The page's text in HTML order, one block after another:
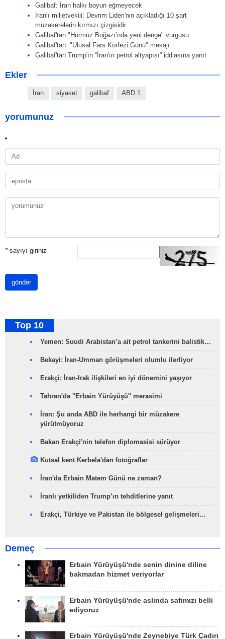
Galibaf: İran halkı boyun eğmeyecek
İranlı milletvekili: Devrim Lideri'nin açıkladığı 10 şart
müzakerelerin kırmızı çizgisidir
Galibaf'tan "Hürmüz Boğazı’nda yeni denge" vurgusu
Galibaf'tan "Ulusal Fars Körfezi Günü" mesajı
Galibaf'tan Trump'ın “İran'ın petrol altyapısı” iddiasına yanıt
Ekler
İran siyaset galibaf ABD 1
yorumunuz
*sayıyı giriniz
gönder
Top 10
Yemen: Suudi Arabistan’a ait petrol tankerini balistik…
Bekayi: İran-Umman görüşmeleri olumlu ilerliyor
Erakçi: İran-Irak ilişkileri en iyi dönemini yaşıyor
Tahran'da ''Erbain Yürüyüşü'' merasimi
İran: Şu anda ABD ile herhangi bir müzakere
yürütmüyoruz
Bakan Erakçi'nin telefon diplomasisi sürüyor
Kutsal kent Kerbela'dan fotoğraflar
İran'da Erbain Matem Günü ne zaman?
İranlı yetkiliden Trump’ın tehditlerine yanıt
Erakçi, Türkiye ve Pakistan ile bölgesel gelişmeleri…
Demeç
Erbain Yürüyüşü'nde senin dinine diline
bakmadan hizmet veriyorlar
Erbain Yürüyüşü'nde aslında safımızı belli
ediyoruz
Erbain Yürüyüşü'nde Zeynebiye Türk Çadırı